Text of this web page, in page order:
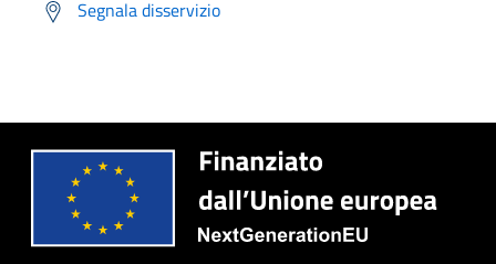
Segnala disservizio